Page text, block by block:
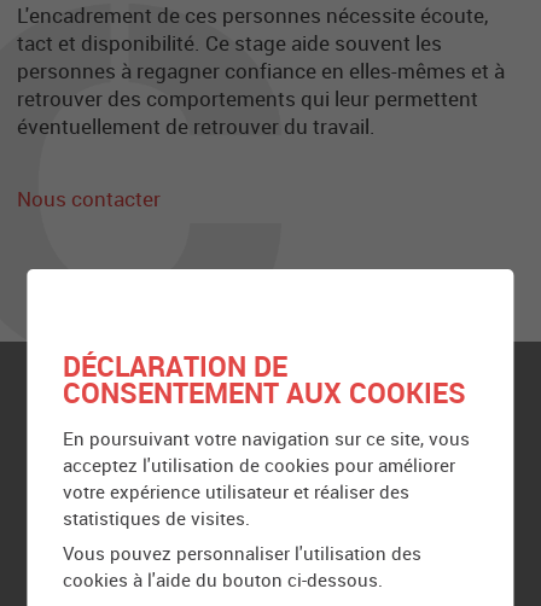
L'encadrement de ces personnes nécessite écoute,
tact et disponibilité. Ce stage aide souvent les
personnes à regagner confiance en elles-mêmes et à
retrouver des comportements qui leur permettent
éventuellement de retrouver du travail.
Nous contacter
Partenaires
Mentions légales
Plan du site
DÉCLARATION DE
CONSENTEMENT AUX COOKIES
En poursuivant votre navigation sur ce site, vous
acceptez l'utilisation de cookies pour améliorer
votre expérience utilisateur et réaliser des
statistiques de visites.
Vous pouvez personnaliser l'utilisation des
cookies à l'aide du bouton ci-dessous.